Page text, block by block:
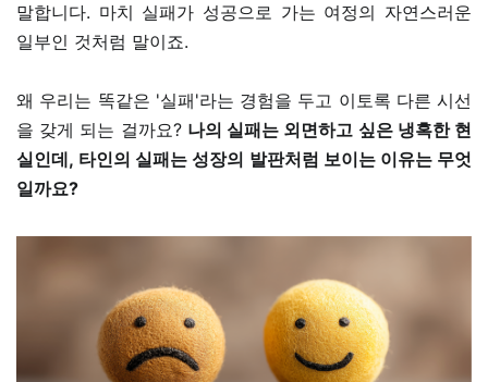
말합니다. 마치 실패가 성공으로 가는 여정의 자연스러운
일부인 것처럼 말이죠.
왜 우리는 똑같은 '실패'라는 경험을 두고 이토록 다른 시선
을 갖게 되는 걸까요? 나의 실패는 외면하고 싶은 냉혹한 현
실인데, 타인의 실패는 성장의 발판처럼 보이는 이유는 무엇
일까요?